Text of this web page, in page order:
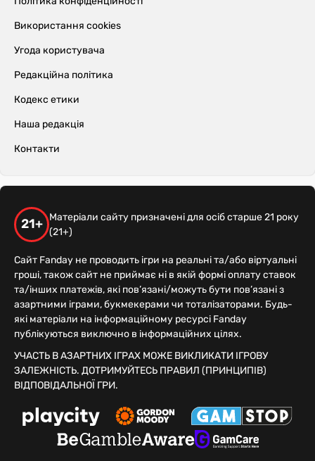
Використання cookies
Угода користувача
Редакційна політика
Кодекс етики
Наша редакція
Контакти
21+
Матеріали сайту призначені для осіб старше 21 року
(21+)
Сайт Fanday не проводить ігри на реальні та/або віртуальні
гроші, також сайт не приймає ні в якій формі оплату ставок
та/інших платежів, які пов’язані/можуть бути пов’язані з
азартними іграми, букмекерами чи тоталізаторами. Будь-
які матеріали на інформаційному ресурсі Fanday
публікуються виключно в інформаційних цілях.
УЧАСТЬ В АЗАРТНИХ ІГРАХ МОЖЕ ВИКЛИКАТИ ІГРОВУ
ЗАЛЕЖНІСТЬ. ДОТРИМУЙТЕСЬ ПРАВИЛ (ПРИНЦИПІВ)
ВІДПОВІДАЛЬНОЇ ГРИ.